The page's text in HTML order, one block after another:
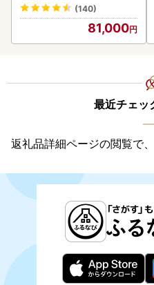
(140)
81,000
最近チェッ
返礼品詳細ページの閲覧で